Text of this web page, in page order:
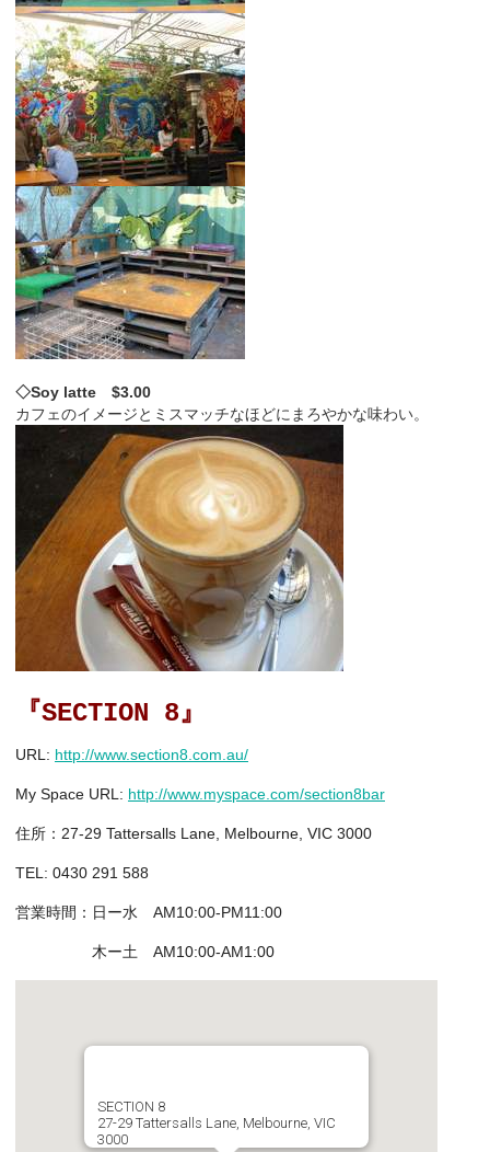
◇Soy latte $3.00
カフェのイメージとミスマッチなほどにまろやかな味わい。
『SECTION 8』
URL: http://www.section8.com.au/
My Space URL: http://www.myspace.com/section8bar
住所：27-29 Tattersalls Lane, Melbourne, VIC 3000
TEL: 0430 291 588
営業時間：日ー水 AM10:00-PM11:00
木ー土 AM10:00-AM1:00
SECTION 8
27-29 Tattersalls Lane, Melbourne, VIC
3000